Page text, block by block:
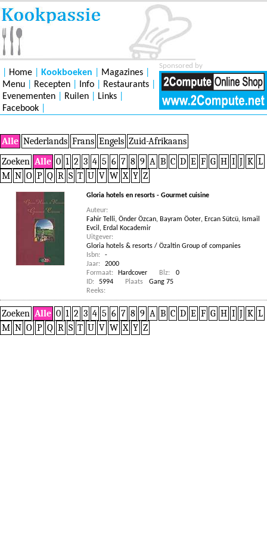
Sponsored by
Home Kookboeken Magazines
Menu
Recepten Info Restaurants
Evenementen
Ruilen Links
Facebook
Alle Nederlands Frans Engels Zuid-Afrikaans
Zoeken Alle 0 1 2 3 4 5 6 7 8 9 A B C D E F G H I J K L
M N O P Q R S T U V W X Y Z
Gloria hotels en resorts - Gourmet cuisine
Auteur:
Fahir Telli, Önder Özcan, Bayram Öoter, Ercan Sütcü, Ismail
Evcil , Erdal Kocademir
Uitgever:
Gloria hotels & resorts / Özaltin Group of companies
Isbn:
-
Jaar:
2000
Formaat:
Hardcover Blz:
0
ID:
5994 Plaats
Gang 75
Reeks:
Zoeken Alle 0 1 2 3 4 5 6 7 8 9 A B C D E F G H I J K L
M N O P Q R S T U V W X Y Z